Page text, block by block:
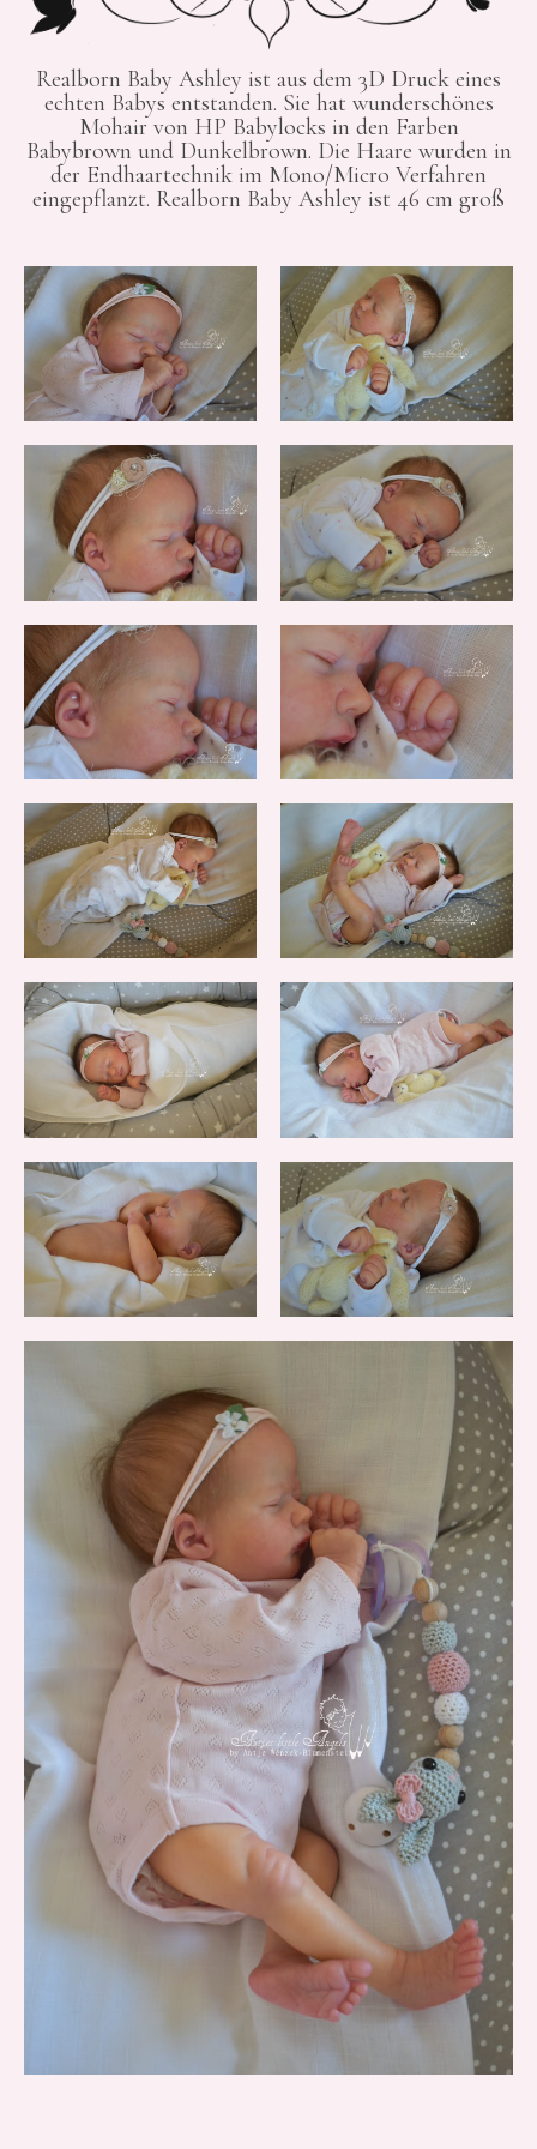
Realborn Baby Ashley ist aus dem 3D Druck eines
echten Babys entstanden. Sie hat wunderschönes
Mohair von HP Babylocks in den Farben
Babybrown und Dunkelbrown. Die Haare wurden in
der Endhaartechnik im Mono/Micro Verfahren
eingepflanzt. Realborn Baby Ashley ist 46 cm groß